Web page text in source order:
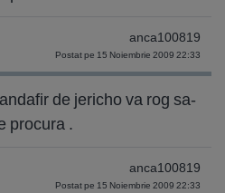
anca100819
Postat pe 15 Noiembrie 2009 22:33
de jericho va rog sa-
procura .
anca100819
Postat pe 15 Noiembrie 2009 22:33